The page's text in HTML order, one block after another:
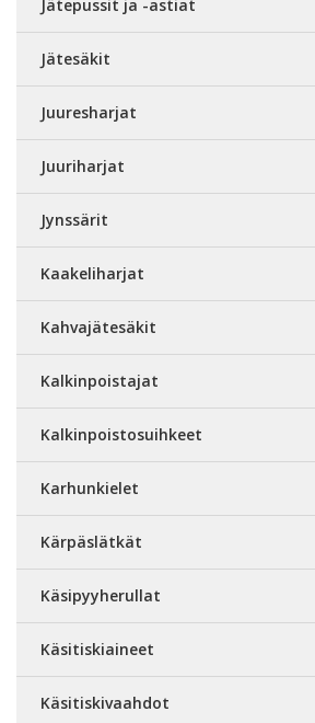
Jätepussit ja -astiat
Jätesäkit
Juuresharjat
Juuriharjat
Jynssärit
Kaakeliharjat
Kahvajätesäkit
Kalkinpoistajat
Kalkinpoistosuihkeet
Karhunkielet
Kärpäslätkät
Käsipyyherullat
Käsitiskiaineet
Käsitiskivaahdot